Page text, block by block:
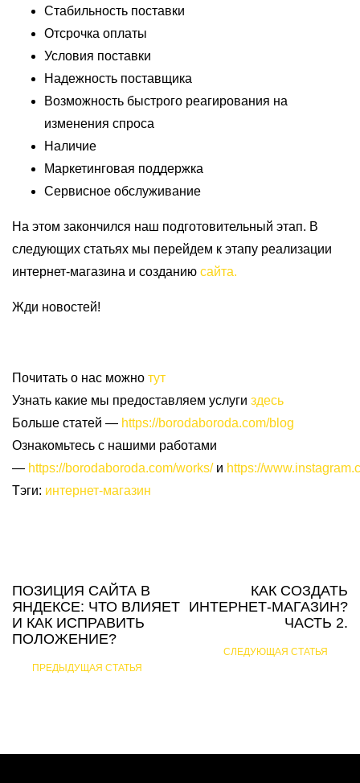
Стабильность поставки
Отсрочка оплаты
Условия поставки
Надежность поставщика
Возможность быстрого реагирования на
изменения спроса
Наличие
Маркетинговая поддержка
Сервисное обслуживание
На этом закончился наш подготовительный этап. В
следующих статьях мы перейдем к этапу реализации
интернет-магазина и созданию сайта.
Жди новостей!
Почитать о нас можно тут
Узнать какие мы предоставляем услуги здесь
Больше статей — https://borodaboroda.com/blog
Ознакомьтесь с нашими работами
— https://borodaboroda.com/works/и https://
Тэги: интернет-магазин
ПОЗИЦИЯ САЙТА В
ЯНДЕКСЕ: ЧТО ВЛИЯЕТ
И КАК ИСПРАВИТЬ
ПОЛОЖЕНИЕ?
ПРЕДЫДУЩАЯ СТАТЬЯ
КАК СОЗДАТЬ
ИНТЕРНЕТ-МАГАЗИН?
ЧАСТЬ 2.
СЛЕДУЮЩАЯ СТАТЬЯ